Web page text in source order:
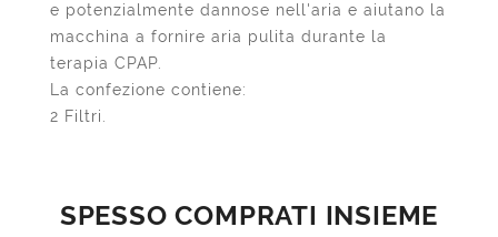
e potenzialmente dannose nell'aria e aiutano la
macchina a fornire aria pulita durante la
terapia CPAP.
La confezione contiene:
2 Filtri.
SPESSO COMPRATI INSIEME